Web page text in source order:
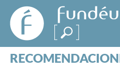
FundéuRAE
- Fundación
del Español
Urgente